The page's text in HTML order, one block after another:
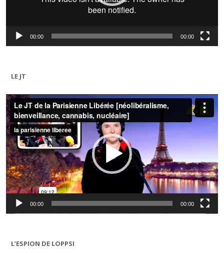
00:00 00:00
LE JT
Lecteur
vidéo
00:00 00:00
L’ESPION DE LOPPSI